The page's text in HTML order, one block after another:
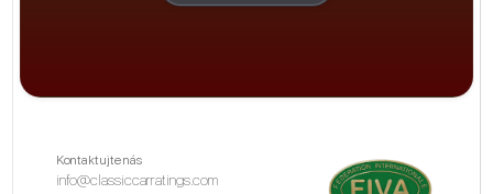
Kontaktujte nás
info@classiccarratings.com